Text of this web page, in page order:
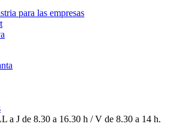
para las empresas
a J de 8.30 a 16.30 h / V de 8.30 a 14 h.